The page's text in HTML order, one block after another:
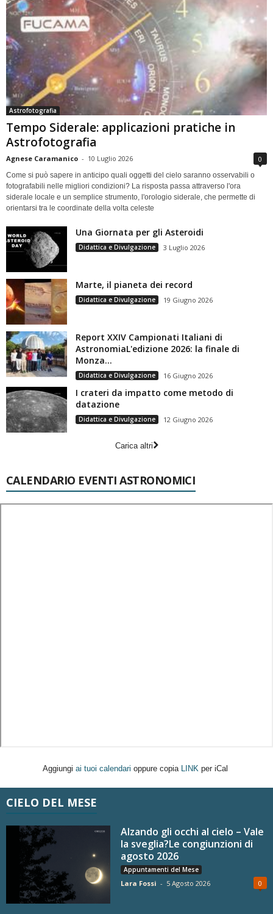
Astrofotografia
Tempo Siderale: applicazioni pratiche in
Astrofotografia
Agnese Caramanico - 10 Luglio 2026 0
Come si può sapere in anticipo quali oggetti del cielo saranno osservabili o
fotografabili nelle migliori condizioni? La risposta passa attraverso l'ora
siderale locale e un semplice strumento, l'orologio siderale, che permette di
orientarsi tra le coordinate della volta celeste
Una Giornata per gli Asteroidi
Didattica e Divulgazione 3 Luglio 2026
Marte, il pianeta dei record
Didattica e Divulgazione 19 Giugno 2026
Report XXIV Campionati Italiani di
AstronomiaL'edizione 2026: la finale di
Monza...
Didattica e Divulgazione 16 Giugno 2026
I crateri da impatto come metodo di
datazione
Didattica e Divulgazione 12 Giugno 2026
Carica altri
CALENDARIO EVENTI ASTRONOMICI
Aggiungi ai tuoi calendari oppure copia LINK per iCal
CIELO DEL MESE
Alzando gli occhi al cielo – Vale
la sveglia?Le congiunzioni di
agosto 2026
Appuntamenti del Mese
Lara Fossi - 5 Agosto 2026 0